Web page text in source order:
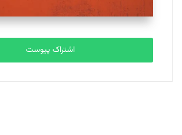
مصطفی مسجدی آرانی
تحریریه
بابک نقاش
تحریریه
اشتراک پیوست